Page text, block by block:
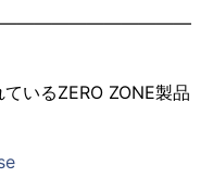
いるZERO ZONE製品